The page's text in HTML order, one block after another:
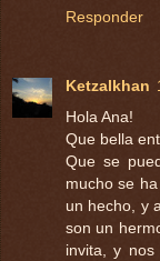
Responder
Ketzalkhan
Hola Ana!
Que bella
Que se
mucho se
un hecho, y
son un
invita, y nos